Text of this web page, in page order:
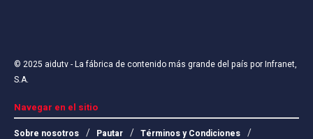
© 2025 aidutv- La fábrica de contenido más grande del país porInfranet,
S.A.
Navegar en el sitio
Sobre nosotros Pautar Términos y Condiciones